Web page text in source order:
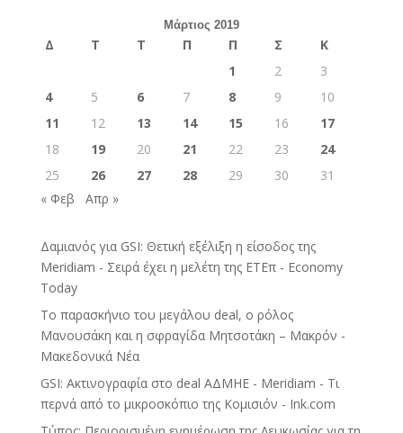
Μάρτιος 2019
Δ Τ Τ Π Π Σ
Κ
1
2
3
4
5 6 7 8 9
10
11
12 13 14 15 16
17
18
19 20 21 22 23
24
25
26 27 28 29 30
31
« Φεβ
Απρ »
Δαμιανός για GSI: Θετική εξέλιξη η είσοδος της
Meridiam - Σειρά έχει η μελέτη της ΕΤΕπ - Economy
Today
Το παρασκήνιο του μεγάλου deal, ο ρόλος
Μανουσάκη και η σφραγίδα Μητσοτάκη – Μακρόν -
Μακεδονικά Νέα
GSI: Ακτινογραφία στο deal ΑΔΜΗΕ - Meridiam - Τι
περνά από το μικροσκόπιο της Κομισιόν - Ink.com